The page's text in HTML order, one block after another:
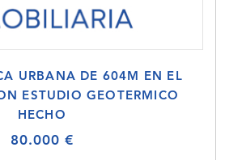
URBANA DE 604M EN EL
ESTUDIO GEOTERMICO
HECHO
80.000 €